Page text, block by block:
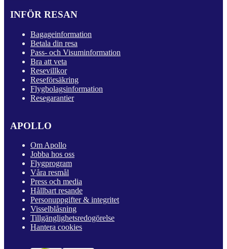
INFÖR RESAN
Bagageinformation
Betala din resa
Pass- och Visuminformation
Bra att veta
Resevillkor
Reseförsäkring
Flygbolagsinformation
Resegarantier
APOLLO
Om Apollo
Jobba hos oss
Flygprogram
Våra resmål
Press och media
Hållbart resande
Personuppgifter & integritet
Visselblåsning
Tillgänglighetsredogörelse
Hantera cookies